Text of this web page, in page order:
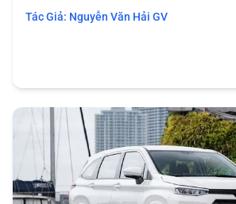
Tác Giả: Nguyễn Văn Hải GV